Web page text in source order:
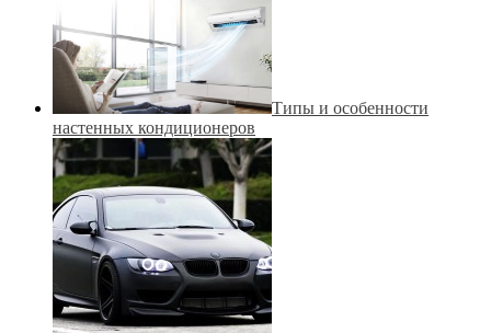
Типы и особенности
настенных кондиционеров